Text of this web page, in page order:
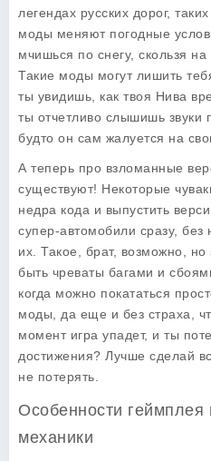
легендах русских дорог,
моды меняют погодные
мчишься по снегу, скользя
Такие моды могут лишить
ты увидишь, как твоя Нива
ты отчетливо слышишь звуки
будто он сам жалуется на
А теперь про взломанные
существуют! Некоторые
недра кода и выпустить
супер-автомобили сразу, без
их. Такое, брат, возможно, но
быть чреваты багами и
когда можно покататься
моды, да еще и без страха,
момент игра упадет, и ты
достижения? Лучше сделай
не потерять.
Особенности геймплея
механики